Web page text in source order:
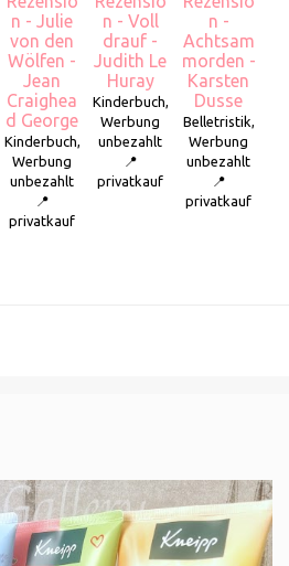
n - Julie
von den
Wölfen -
Jean
Craighea
d George
Kinderbuch,
Werbung
unbezahlt
📍
privatkauf
n - Voll
drauf -
Judith Le
Huray
Kinderbuch,
Werbung
unbezahlt
📍
privatkauf
n -
Achtsam
morden -
Karsten
Dusse
Belletristik,
Werbung
unbezahlt
📍
privatkauf